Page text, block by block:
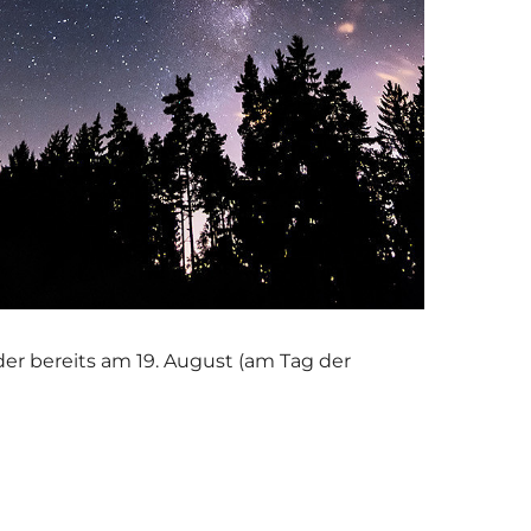
bereits am 19. August (am Tag der